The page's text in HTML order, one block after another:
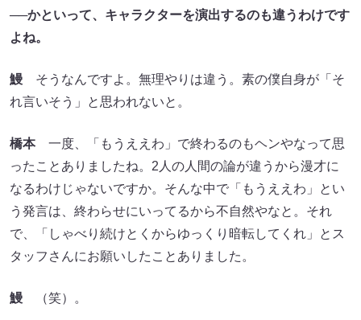
──かといって、キャラクターを演出するのも違うわけです
よね。
鰻 そうなんですよ。無理やりは違う。素の僕自身が「そ
れ言いそう」と思われないと。
橋本一度、「もうええわ」で終わるのもヘンやなって思
ったことありましたね。2人の人間の論が違うから漫才に
なるわけじゃないですか。そんな中で「もうええわ」とい
う発言は、終わらせにいってるから不自然やなと。それ
で、「しゃべり続けとくからゆっくり暗転してくれ」とス
タッフさんにお願いしたことありました。
鰻 （笑）。